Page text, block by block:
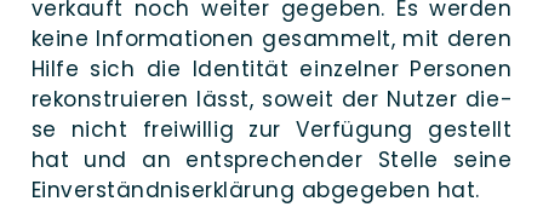
ver­kauft noch wei­ter ge­geben. Es wer­den
kei­ne In­formationen ge­sammelt, mit deren
Hil­fe sich die Iden­ti­tät einzel­ner Per­sonen
re­konstruieren lässt, soweit der Nut­zer die­
se nicht frei­willig zur Ver­fügung ge­stellt
hat und an ent­sprechender Stel­le sei­ne
Ein­verständnis­erklärung ab­gegeben hat.